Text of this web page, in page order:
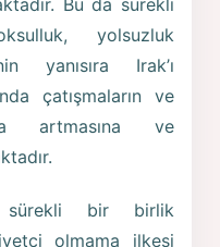
yolsuzluk
yanısıra Irak’ı
çatışmaların ve
artmasına ve
sürekli bir birlik
olmama ilkesi